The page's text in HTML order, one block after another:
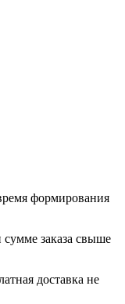
формирования
сумме заказа свыше
доставка не